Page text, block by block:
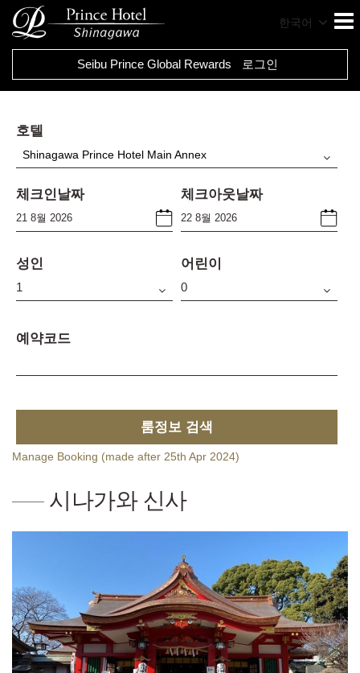
한국어
Seibu Prince Global Rewards 로그인
호텔
Shinagawa Prince Hotel Main Annex
체크인날짜 체크아웃날짜
성인 어린이
예약코드
룸정보 검색
Manage Booking (made after 25th Apr 2024)
시나가와 신사